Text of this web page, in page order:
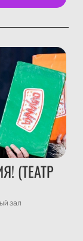
(ТЕАТР
зал